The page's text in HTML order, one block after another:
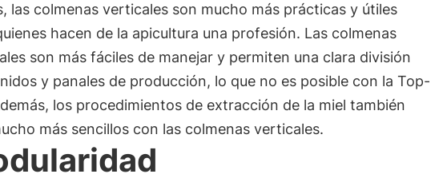
las colmenas verticales son mucho más prácticas y útiles
hacen de la apicultura una profesión. Las colmenas
son más fáciles de manejar y permiten una clara división
y panales de producción, lo que no es posible con la Top-
los procedimientos de extracción de la miel también
más sencillos con las colmenas verticales.